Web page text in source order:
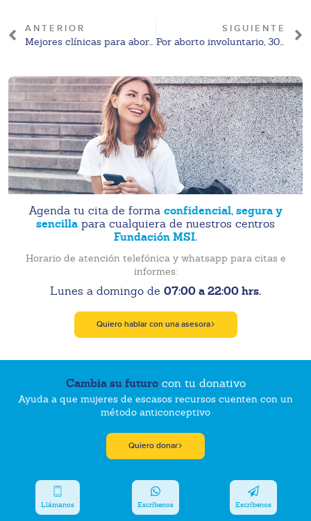
ANTERIOR
Mejores clínicas para abortar
SIGUIENTE
Por aborto involuntario, 30 años de prisión
Agenda tu cita de forma confidencial, segura y
sencilla para cualquiera de nuestros centros
Fundación MSI.
Horario de atención telefónica y whatsapp para citas e
informes:
Lunes a domingo de 07:00 a 22:00 hrs.
Quiero hablar con una asesora
Cambia su futurocon tu donativo
Ayuda a que mujeres de escasos recursos cuenten con un
método anticonceptivo
Quiero donar
Llámanos Escríbenos Escríbenos